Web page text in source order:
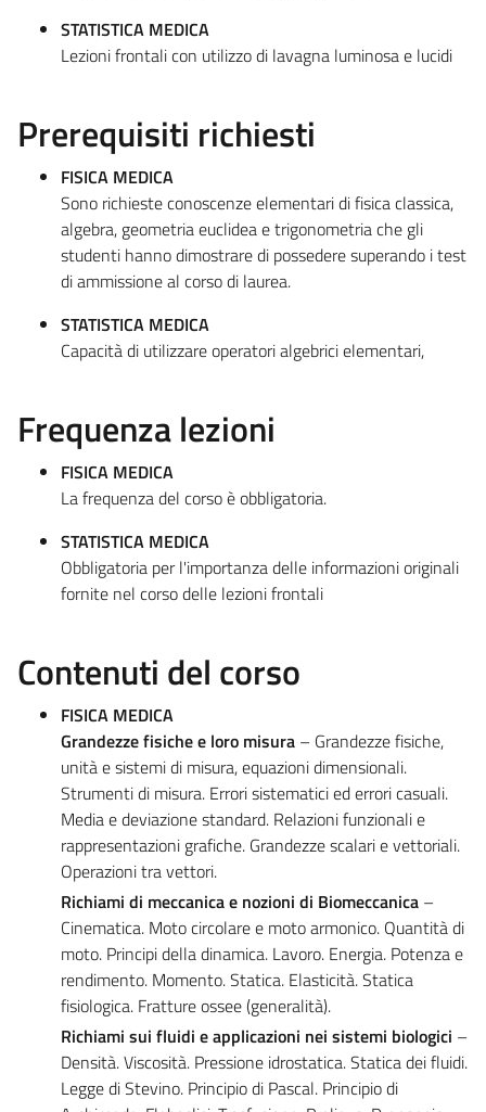
STATISTICA MEDICA
Lezioni frontali con utilizzo di lavagna luminosa e lucidi
Prerequisiti richiesti
FISICA MEDICA
Sono richieste conoscenze elementari di fisica classica,
algebra, geometria euclidea e trigonometria che gli
studenti hanno dimostrare di possedere superando i test
di ammissione al corso di laurea.
STATISTICA MEDICA
Capacità di utilizzare operatori algebrici elementari,
Frequenza lezioni
FISICA MEDICA
La frequenza del corso è obbligatoria.
STATISTICA MEDICA
Obbligatoria per l'importanza delle informazioni originali
fornite nel corso delle lezioni frontali
Contenuti del corso
FISICA MEDICA
Grandezze fisiche e loro misura – Grandezze fisiche,
unità e sistemi di misura, equazioni dimensionali.
Strumenti di misura. Errori sistematici ed errori casuali.
Media e deviazione standard. Relazioni funzionali e
rappresentazioni grafiche. Grandezze scalari e vettoriali.
Operazioni tra vettori.
Richiami di meccanica e nozioni di Biomeccanica –
Cinematica. Moto circolare e moto armonico. Quantità di
moto. Principi della dinamica. Lavoro. Energia. Potenza e
rendimento. Momento. Statica. Elasticità. Statica
fisiologica. Fratture ossee (generalità).
Richiami sui fluidi e applicazioni nei sistemi biologici –
Densità. Viscosità. Pressione idrostatica. Statica dei fluidi.
Legge di Stevino. Principio di Pascal. Principio di